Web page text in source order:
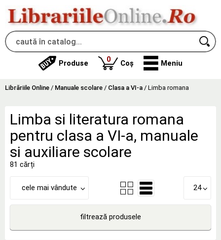
Produse 0produse
Coș Meniu
Librăriile Online / Manuale scolare / Clasa a VI-a / Limba romana
Limba si literatura romana
pentru clasa a VI-a, manuale
si auxiliare scolare
81 cărți
cele mai vândute 24
filtrează produsele